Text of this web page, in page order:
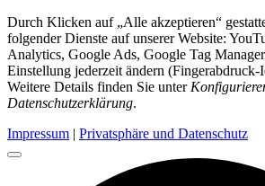
Durch Klicken auf „Alle akzeptieren“
folgender Dienste auf unserer Website:
Analytics, Google Ads, Google Tag
Einstellung jederzeit ändern (Fingerabdruck-
Weitere Details finden Sie unter
Datenschutzerklärung.
Impressum | Privatsphäre und Datenschutz